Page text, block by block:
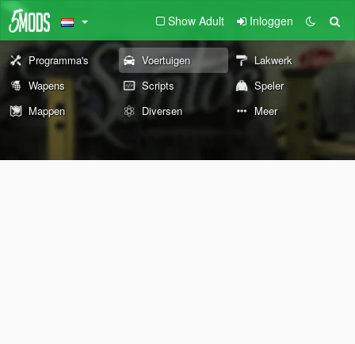
Show Adult Inloggen
Programma's Voertuigen
Lakwerk
Wapens
Scripts
Speler
Mappen
Diversen Meer